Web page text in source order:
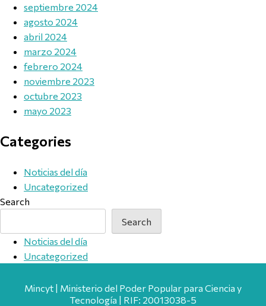
septiembre 2024
agosto 2024
abril 2024
marzo 2024
febrero 2024
noviembre 2023
octubre 2023
mayo 2023
Categories
Noticias del día
Uncategorized
Search
Search
Noticias del día
Uncategorized
Mincyt | Ministerio del Poder Popular para Ciencia y
Tecnología | RIF: 20013038-5